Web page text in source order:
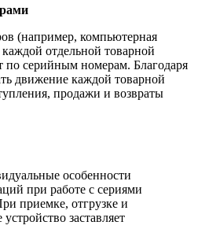
(например, компьютерная
отдельной товарной
серийным номерам. Благодаря
движение каждой товарной
продажи и возвраты
особенности
при работе с сериями
приемке, отгрузке и
заставляет